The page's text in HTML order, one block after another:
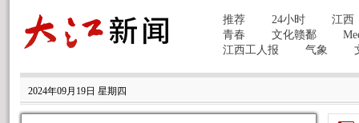
2024年09月19日 星期四